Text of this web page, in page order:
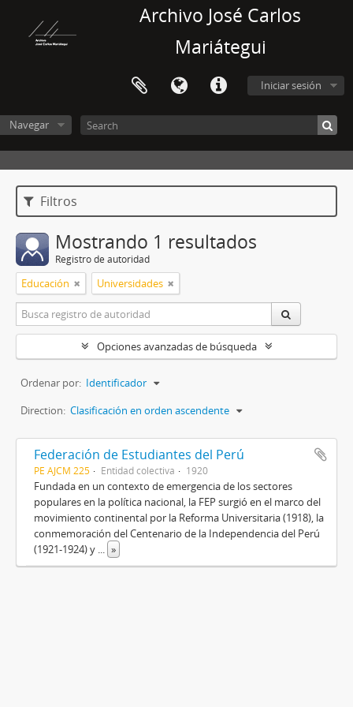
Archivo José Carlos
Mariátegui
Iniciar sesión
Navegar
Filtros
Mostrando 1 resultados
Registro de autoridad
Educación Universidades
Opciones avanzadas de búsqueda
Ordenar por: Identificador
Direction: Clasificación en orden ascendente
Federación de Estudiantes del Perú
PE AJCM 225 Entidad colectiva 1920
Fundada en un contexto de emergencia de los sectores
populares en la política nacional, la FEP surgió en el marco del
movimiento continental por la Reforma Universitaria (1918), la
conmemoración del Centenario de la Independencia del Perú
(1921-1924) y ... »